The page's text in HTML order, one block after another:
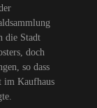
die Stadt
doch
so dass
im Kaufhaus